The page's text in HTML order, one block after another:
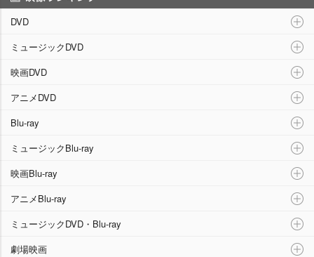
DVD
ミュージックDVD
映画DVD
アニメDVD
Blu-ray
ミュージックBlu-ray
映画Blu-ray
アニメBlu-ray
ミュージックDVD・Blu-ray
劇場映画